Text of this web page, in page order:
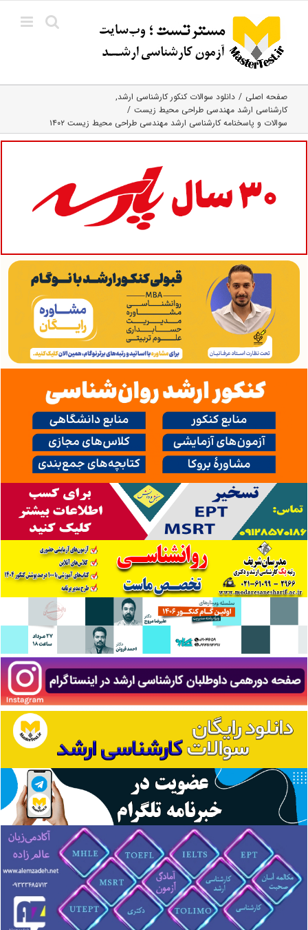
content
صفحه اصلی
دانلود سوالات کنکور کارشناسی ارشد
کارشناسی ارشد مهندسی طراحی محیط زیست
سوالات و پاسخنامه کارشناسی ارشد مهندسی طراحی محیط زیست ۱۴۰۲